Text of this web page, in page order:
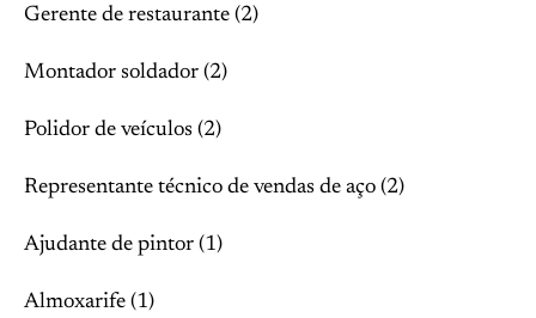
Gerente de restaurante (2)
Montador soldador (2)
Polidor de veículos (2)
Representante técnico de vendas de aço (2)
Ajudante de pintor (1)
Almoxarife (1)